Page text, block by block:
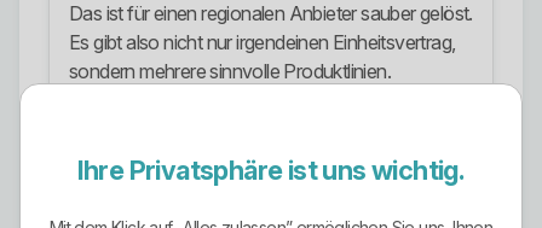
Das ist für einen regionalen Anbieter sauber gelöst.
Es gibt also nicht nur irgendeinen Einheitsvertrag,
sondern mehrere sinnvolle Produktlinien.
Laufzeit, Kündigungsfrist, Messkonzept und
tatsächlicher Einsatzzweck müssen geprüft
werden. Wer das ignoriert, vergleicht schlampig.
Ihre Privatsphäre ist uns wichtig.